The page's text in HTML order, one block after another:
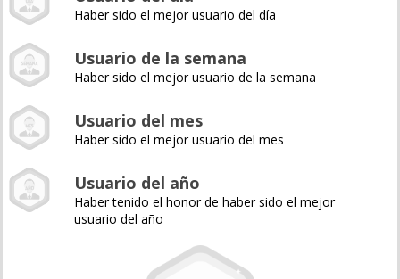
Haber sido el mejor usuario del día
Usuario de la semana
Haber sido el mejor usuario de la semana
Usuario del mes
Haber sido el mejor usuario del mes
Usuario del año
Haber tenido el honor de haber sido el mejor
usuario del año